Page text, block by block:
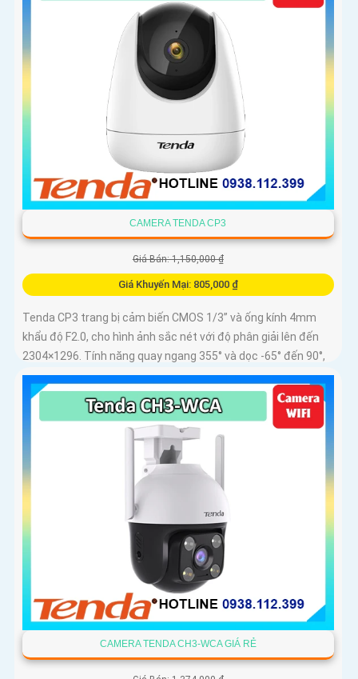
CAMERA TENDA CP3
Giá Bán: 1,150,000 ₫
Giá Khuyến Mại: 805,000 ₫
Tenda CP3 trang bị cảm biến CMOS 1/3” và ống kính 4mm
khẩu độ F2.0, cho hình ảnh sắc nét với độ phân giải lên đến
2304×1296. Tính năng quay ngang 355° và dọc -65° đến 90°,
cùng...
CAMERA TENDA CH3-WCA GIÁ RẺ